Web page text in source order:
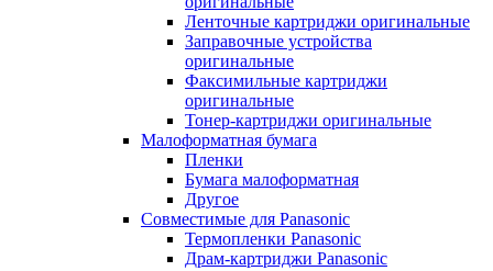
Ленточные картриджи оригинальные
Заправочные устройства
оригинальные
Факсимильные картриджи
оригинальные
Тонер-картриджи оригинальные
Малоформатная бумага
Пленки
Бумага малоформатная
Другое
Совместимые для Panasonic
Термопленки Panasonic
Драм-картриджи Panasonic